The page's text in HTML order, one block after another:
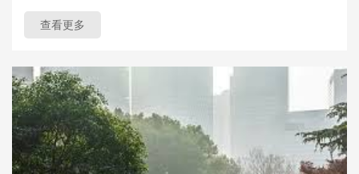
查看更多